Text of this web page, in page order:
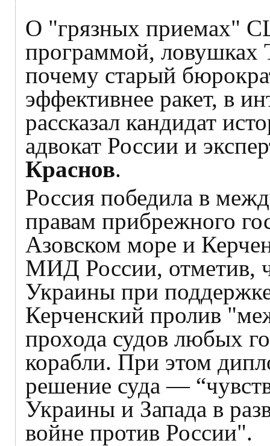
О "грязных приемах"
программой, ловушках
почему старый
эффективнее ракет, в
рассказал кандидат
адвокат России и
Краснов.
Россия победила в
правам прибрежного
Азовском море и
МИД России, отметив,
Украины при
Керченский пролив
прохода судов любых
корабли. При этом
решение суда —
Украины и Запада в
войне против России".